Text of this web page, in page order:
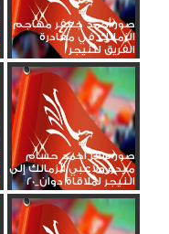
صور أحمد جعفر مهاجم
الزمالك في مغادرة
الفريق للنيجر
صور سفر أحمد حسام
ميدو ولاعبي الزمالك إلى
النيجر لملاقاة دوان_20